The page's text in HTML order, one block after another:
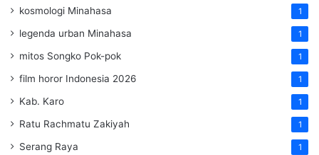
kosmologi Minahasa 1
legenda urban Minahasa 1
mitos Songko Pok-pok 1
film horor Indonesia 2026 1
Kab. Karo 1
Ratu Rachmatu Zakiyah 1
Serang Raya 1